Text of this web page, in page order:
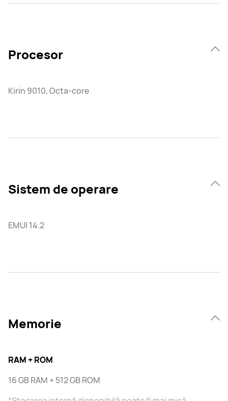
Procesor
Kirin 9010, Octa-core
Sistem de operare
EMUI 14.2
Memorie
RAM + ROM
16 GB RAM + 512 GB ROM